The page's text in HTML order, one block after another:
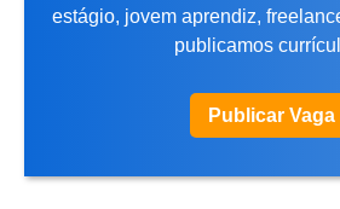
estágio, jovem aprendiz,
publicamos
Publicar Vaga